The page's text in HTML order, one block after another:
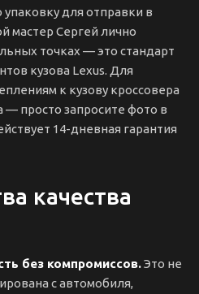
для отправки в
мастер Сергей лично
точках — это стандарт
кузова Lexus. Для
к кузову кроссовера
— просто запросите фото в
14-дневная гарантия
качества
без компромиссов.Это не
с автомобиля,